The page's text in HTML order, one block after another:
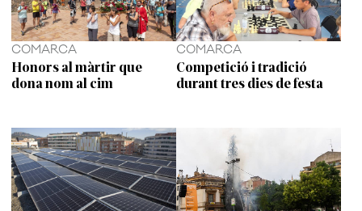
COMARCA
Honors al màrtir que
dona nom al cim
COMARCA
Competició i tradició
durant tres dies de festa